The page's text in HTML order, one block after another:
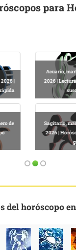
para
de
hoy y
Libra,
2026 |
Leo,
del horóscopo